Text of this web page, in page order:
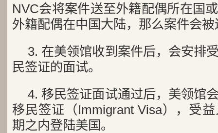
NVC会将案件送至外籍配偶所在国
外籍配偶在中国大陆，那么案件会
3. 在美领馆收到案件后，会安排
民签证的面试。
4. 移民签证面试通过后，美领馆
移民签证（Immigrant Visa），受
期之内登陆美国。